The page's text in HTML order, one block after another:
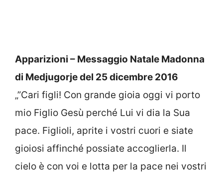
Apparizioni – Messaggio Natale Madonna
di Medjugorje del 25 dicembre 2016
„”Cari figli! Con grande gioia oggi vi porto
mio Figlio Gesù perché Lui vi dia la Sua
pace. Figlioli, aprite i vostri cuori e siate
gioiosi affinché possiate accoglierla. Il
cielo è con voi e lotta per la pace nei vostri